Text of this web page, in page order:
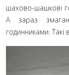
шахово-шашкові
А зараз
годинниками. Такі